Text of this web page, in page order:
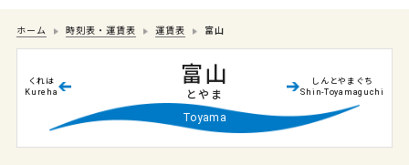
ホーム 時刻表・運賃表 運賃表 富山
富山
とやま
Toyama
くれは
Kureha
しんとやまぐち
Shin-Toyamaguchi